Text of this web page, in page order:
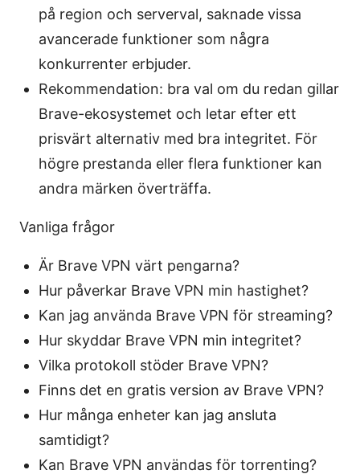
på region och serverval, saknade vissa
avancerade funktioner som några
konkurrenter erbjuder.
Rekommendation: bra val om du redan gillar
Brave-ekosystemet och letar efter ett
prisvärt alternativ med bra integritet. För
högre prestanda eller flera funktioner kan
andra märken överträffa.
Vanliga frågor
Är Brave VPN värt pengarna?
Hur påverkar Brave VPN min hastighet?
Kan jag använda Brave VPN för streaming?
Hur skyddar Brave VPN min integritet?
Vilka protokoll stöder Brave VPN?
Finns det en gratis version av Brave VPN?
Hur många enheter kan jag ansluta
samtidigt?
Kan Brave VPN användas för torrenting?